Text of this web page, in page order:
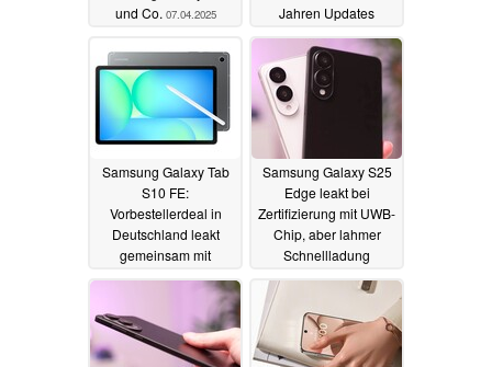
und Co. 07.04.2025
Jahren Updates
02.04.2025
Samsung Galaxy Tab
S10 FE:
Vorbestellerdeal in
Deutschland leakt
gemeinsam mit
Marketing-Materialien
27.03.2025
Samsung Galaxy S25
Edge leakt bei
Zertifizierung mit UWB-
Chip, aber lahmer
Schnellladung
26.03.2025